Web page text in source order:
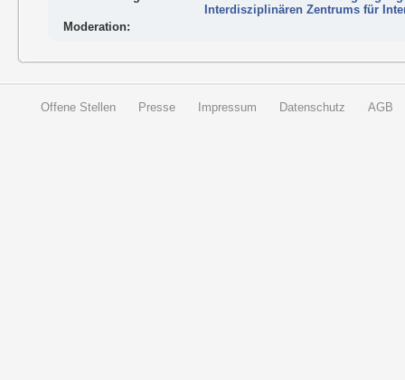
Interdisziplinären Zentrums für
Moderation:
Offene Stellen Presse Impressum Datenschutz AGB